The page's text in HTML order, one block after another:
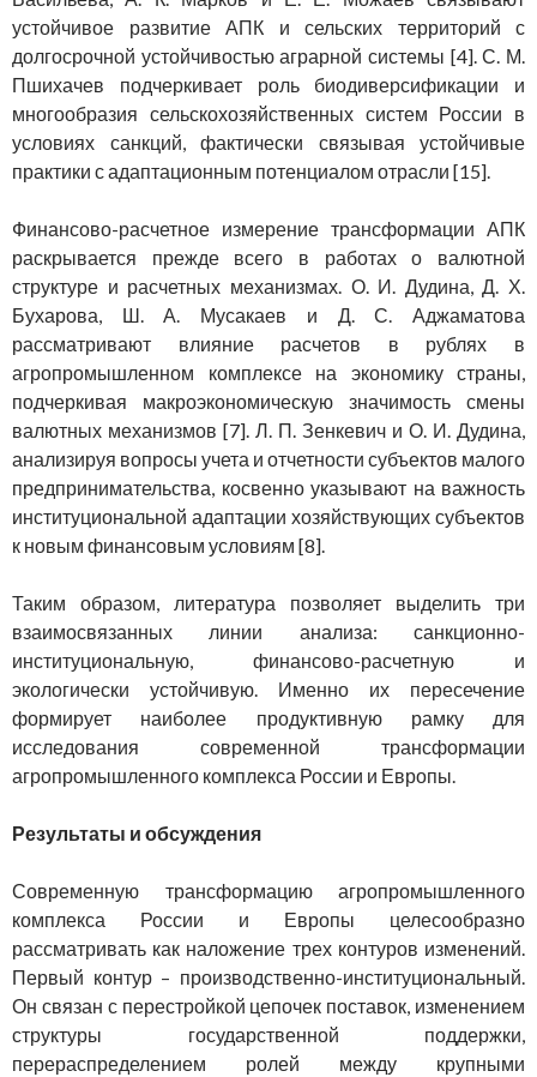
устойчивое развитие АПК и сельских территорий с
долгосрочной устойчивостью аграрной системы [4]. С. М.
Пшихачев подчеркивает роль биодиверсификации и
многообразия сельскохозяйственных систем России в
условиях санкций, фактически связывая устойчивые
практики с адаптационным потенциалом отрасли [15].
Финансово-расчетное измерение трансформации АПК
раскрывается прежде всего в работах о валютной
структуре и расчетных механизмах. О. И. Дудина, Д. Х.
Бухарова, Ш. А. Мусакаев и Д. С. Аджаматова
рассматривают влияние расчетов в рублях в
агропромышленном комплексе на экономику страны,
подчеркивая макроэкономическую значимость смены
валютных механизмов [7]. Л. П. Зенкевич и О. И. Дудина,
анализируя вопросы учета и отчетности субъектов малого
предпринимательства, косвенно указывают на важность
институциональной адаптации хозяйствующих субъектов
к новым финансовым условиям [8].
Таким образом, литература позволяет выделить три
взаимосвязанных линии анализа: санкционно-
институциональную, финансово-расчетную и
экологически устойчивую. Именно их пересечение
формирует наиболее продуктивную рамку для
исследования современной трансформации
агропромышленного комплекса России и Европы.
Результаты и обсуждения
Современную трансформацию агропромышленного
комплекса России и Европы целесообразно
рассматривать как наложение трех контуров изменений.
Первый контур – производственно-институциональный.
Он связан с перестройкой цепочек поставок, изменением
структуры государственной поддержки,
перераспределением ролей между крупными